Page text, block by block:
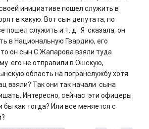
инициативе пошел служить в
в какую. Вот сын депутата, по
пошел служить и.т..д. Я сказала, он
в Национальную Гвардию, его
он сын С.Жапарова взяли туда
его не отправили в Ошскую,
область на погранслужбу хотя
взяли? Так они так начали сына
Интересно, сейчас эти офицеры
как тогда? Или все меняется с